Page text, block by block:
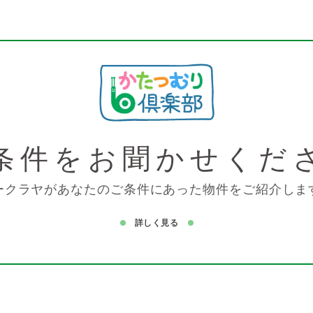
件を お聞かせくだ
クラヤがあなたのご条件にあった物件をご紹介しま
詳しく見る